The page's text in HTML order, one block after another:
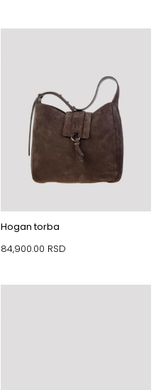
Hogan torba
84,900.00 RSD